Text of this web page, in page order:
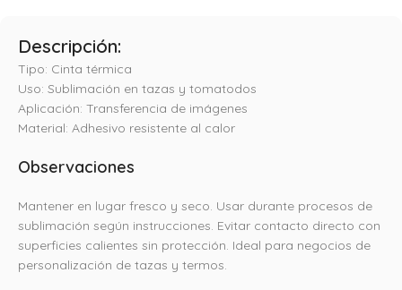
Descripción:
Tipo: Cinta térmica
Uso: Sublimación en tazas y tomatodos
Aplicación: Transferencia de imágenes
Material: Adhesivo resistente al calor
Observaciones
Mantener en lugar fresco y seco. Usar durante procesos de
sublimación según instrucciones. Evitar contacto directo con
superficies calientes sin protección. Ideal para negocios de
personalización de tazas y termos.